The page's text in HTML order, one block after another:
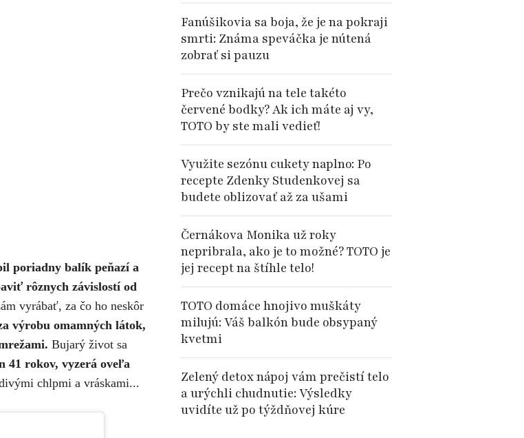
poriadny balík peňazí a
rôznych závislostí od
vyrábať, za čo ho neskôr
výrobu omamných látok,
Bujarý život sa
41 rokov, vyzerá oveľa
chlpmi a vráskami...
Fanúšikovia sa boja, že je na pokraji
smrti: Známa speváčka je nútená
zobrať si pauzu
Prečo vznikajú na tele takéto
červené bodky? Ak ich máte aj vy,
TOTO by ste mali vedieť!
Využite sezónu cukety naplno: Po
recepte Zdenky Studenkovej sa
budete oblizovať až za ušami
Černákova Monika už roky
nepribrala, ako je to možné? TOTO je
jej recept na štíhle telo!
TOTO domáce hnojivo muškáty
milujú: Váš balkón bude obsypaný
kvetmi
Zelený detox nápoj vám prečistí telo
a urýchli chudnutie: Výsledky
uvidíte už po týždňovej kúre